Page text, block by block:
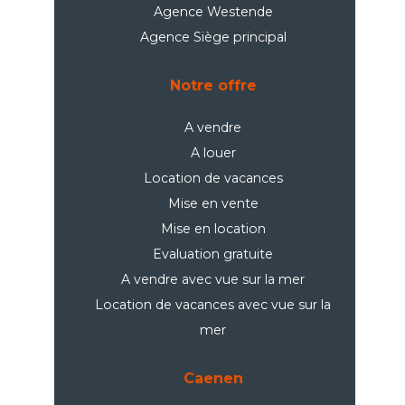
Agence Westende
Agence Siège principal
Notre offre
A vendre
A louer
Location de vacances
Mise en vente
Mise en location
Evaluation gratuite
A vendre avec vue sur la mer
Location de vacances avec vue sur la
mer
Caenen